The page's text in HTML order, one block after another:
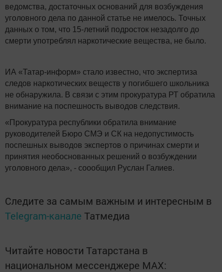
ведомства, достаточных оснований для возбуждения
уголовного дела по данной статье не имелось. Точных
данных о том, что 15-летний подросток незадолго до
смерти употреблял наркотические вещества, не было.
ИА «Татар-информ» стало известно, что экспертиза
следов наркотических веществ у погибшего школьника
не обнаружила. В связи с этим прокуратура РТ обратила
внимание на поспешность выводов следствия.
«Прокуратура республики обратила внимание
руководителей Бюро СМЭ и СК на недопустимость
поспешных выводов экспертов о причинах смерти и
принятия необоснованных решений о возбуждении
уголовного дела», - соообщил Руслан Галиев.
Следите за самым важным и интересным в
Telegram-канале Татмедиа
Читайте новости Татарстана в
национальном мессенджере MАХ: